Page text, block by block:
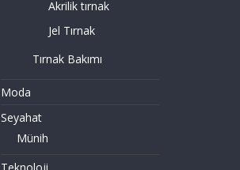
Akrilik tırnak
Jel Tırnak
Tırnak Bakımı
Moda
Seyahat
Münih